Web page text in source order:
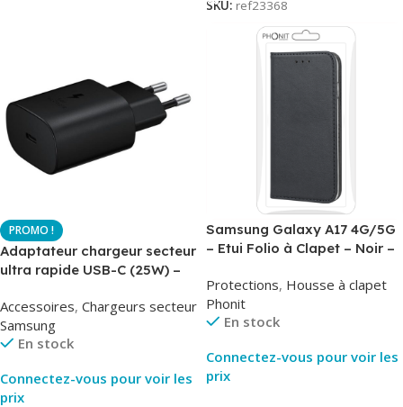
SKU: ref23368
Adaptateur chargeur secteur
ultra rapide USB-C (25W) –
TA800
Accessoires, Chargeurs secteur
Samsung
En stock
Connectez-vous pour voir les
prix
Samsung Galaxy A17 4G/5G
– Etui Folio à Clapet – Noir –
Protections, Housse à clapet
Phonit
En stock
Connectez-vous pour voir les
prix